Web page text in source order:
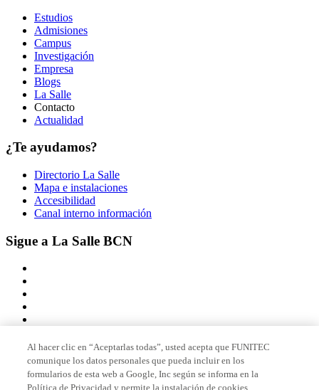
Estudios
Admisiones
Campus
Investigación
Empresa
Blogs
La Salle
Contacto
Actualidad
¿Te ayudamos?
Directorio La Salle
Mapa e instalaciones
Accesibilidad
Canal interno información
Sigue a La Salle BCN
Miembro de
Al hacer clic en “Aceptarlas todas”, usted acepta que FUNITEC
comunique los datos personales que pueda incluir en los
formularios de esta web a Google, Inc según se informa en la
Política de Privacidad y permite la instalación de cookies